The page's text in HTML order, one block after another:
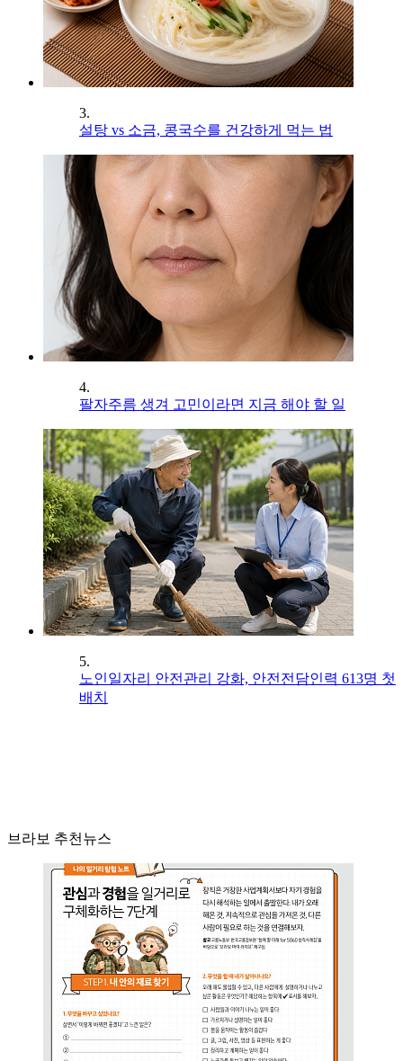
3.
설탕 vs 소금, 콩국수를 건강하게 먹는 법
4.
팔자주름 생겨 고민이라면 지금 해야 할 일
5.
노인일자리 안전관리 강화, 안전전담인력 613명 첫
배치
브라보 추천뉴스